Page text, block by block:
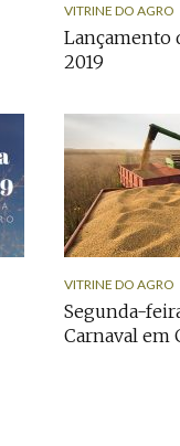
VITRINE DO AGRO
Lançamento
2019
VITRINE DO AGRO
Segunda-
Carnaval em